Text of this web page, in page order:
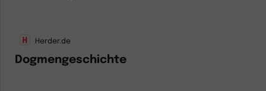
Herder.de
Dogmengeschichte